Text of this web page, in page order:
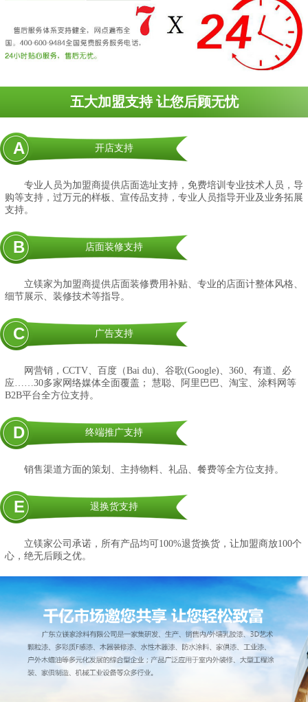
五大加盟支持 让您后顾无忧
A 开店支持
专业人员为加盟商提供店面选址支持，免费培训专业技术人员，导
购等支持，过万元的样板、宣传品支持，专业人员指导开业及业务拓展
支持。
B 店面装修支持
立镁家为加盟商提供店面装修费用补贴、专业的店面计整体风格、
细节展示、装修技术等指导。
C 广告支持
网营销，CCTV、百度（Bai du)、谷歌(Google)、360、有道、必
应……30多家网络媒体全面覆盖； 慧聪、阿里巴巴、淘宝、涂料网等
B2B平台全方位支持。
D 终端推广支持
销售渠道方面的策划、主持物料、礼品、餐费等全方位支持。
E 退换货支持
立镁家公司承诺，所有产品均可100%退货换货，让加盟商放100个
心，绝无后顾之优。